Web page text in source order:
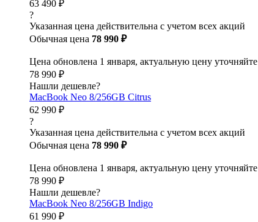
63 490 ₽
?
Указанная цена действительна с учетом всех акций
Обычная цена 78 990 ₽
Цена обновлена 1 января, актуальную цену уточняйте
78 990 ₽
Нашли дешевле?
MacBook Neo 8/256GB Citrus
62 990 ₽
?
Указанная цена действительна с учетом всех акций
Обычная цена 78 990 ₽
Цена обновлена 1 января, актуальную цену уточняйте
78 990 ₽
Нашли дешевле?
MacBook Neo 8/256GB Indigo
61 990 ₽